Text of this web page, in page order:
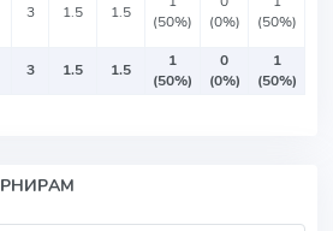
3 1.5 1.5
(50%)
(0%)
(50%)
3 1.5 1.5
1
(50%)
0
(0%)
1
(50%)